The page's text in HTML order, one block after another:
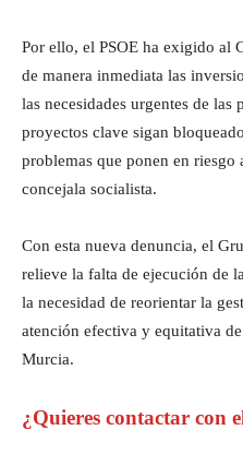
Por ello, el PSOE ha exigido al
de manera inmediata las
las necesidades urgentes de las
proyectos clave sigan
problemas que ponen en riesgo
concejala socialista.
Con esta nueva denuncia, el
relieve la falta de ejecución de
la necesidad de reorientar la
atención efectiva y equitativa
Murcia.
¿Quieres contactar con